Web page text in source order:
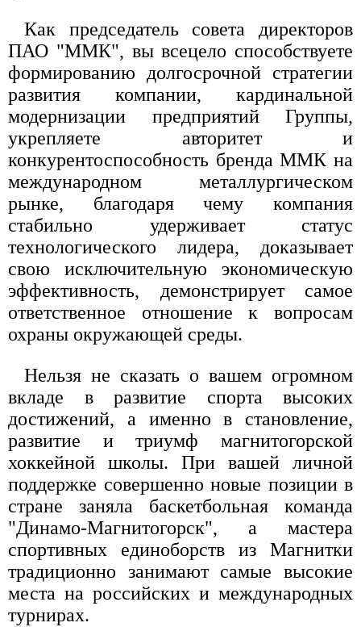
Как председатель совета директоров
ПАО "ММК", вы всецело способствуете
формированию долгосрочной стратегии
развития компании, кардинальной
модернизации предприятий Группы,
укрепляете авторитет и
конкурентоспособность бренда ММК на
международном металлургическом
рынке, благодаря чему компания
стабильно удерживает статус
технологического лидера, доказывает
свою исключительную экономическую
эффективность, демонстрирует самое
ответственное отношение к вопросам
охраны окружающей среды.
Нельзя не сказать о вашем огромном
вкладе в развитие спорта высоких
достижений, а именно в становление,
развитие и триумф магнитогорской
хоккейной школы. При вашей личной
поддержке совершенно новые позиции в
стране заняла баскетбольная команда
"Динамо-Магнитогорск", а мастера
спортивных единоборств из Магнитки
традиционно занимают самые высокие
места на российских и международных
турнирах.